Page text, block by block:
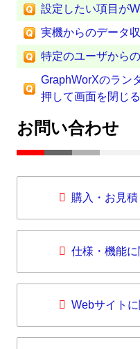
設定したい項目が
実機からのデータ
特定のユーザから
GraphWorXのラン
押して画面を閉じ
お問い合わせ
購入・お見
仕様・機能
Webサイト